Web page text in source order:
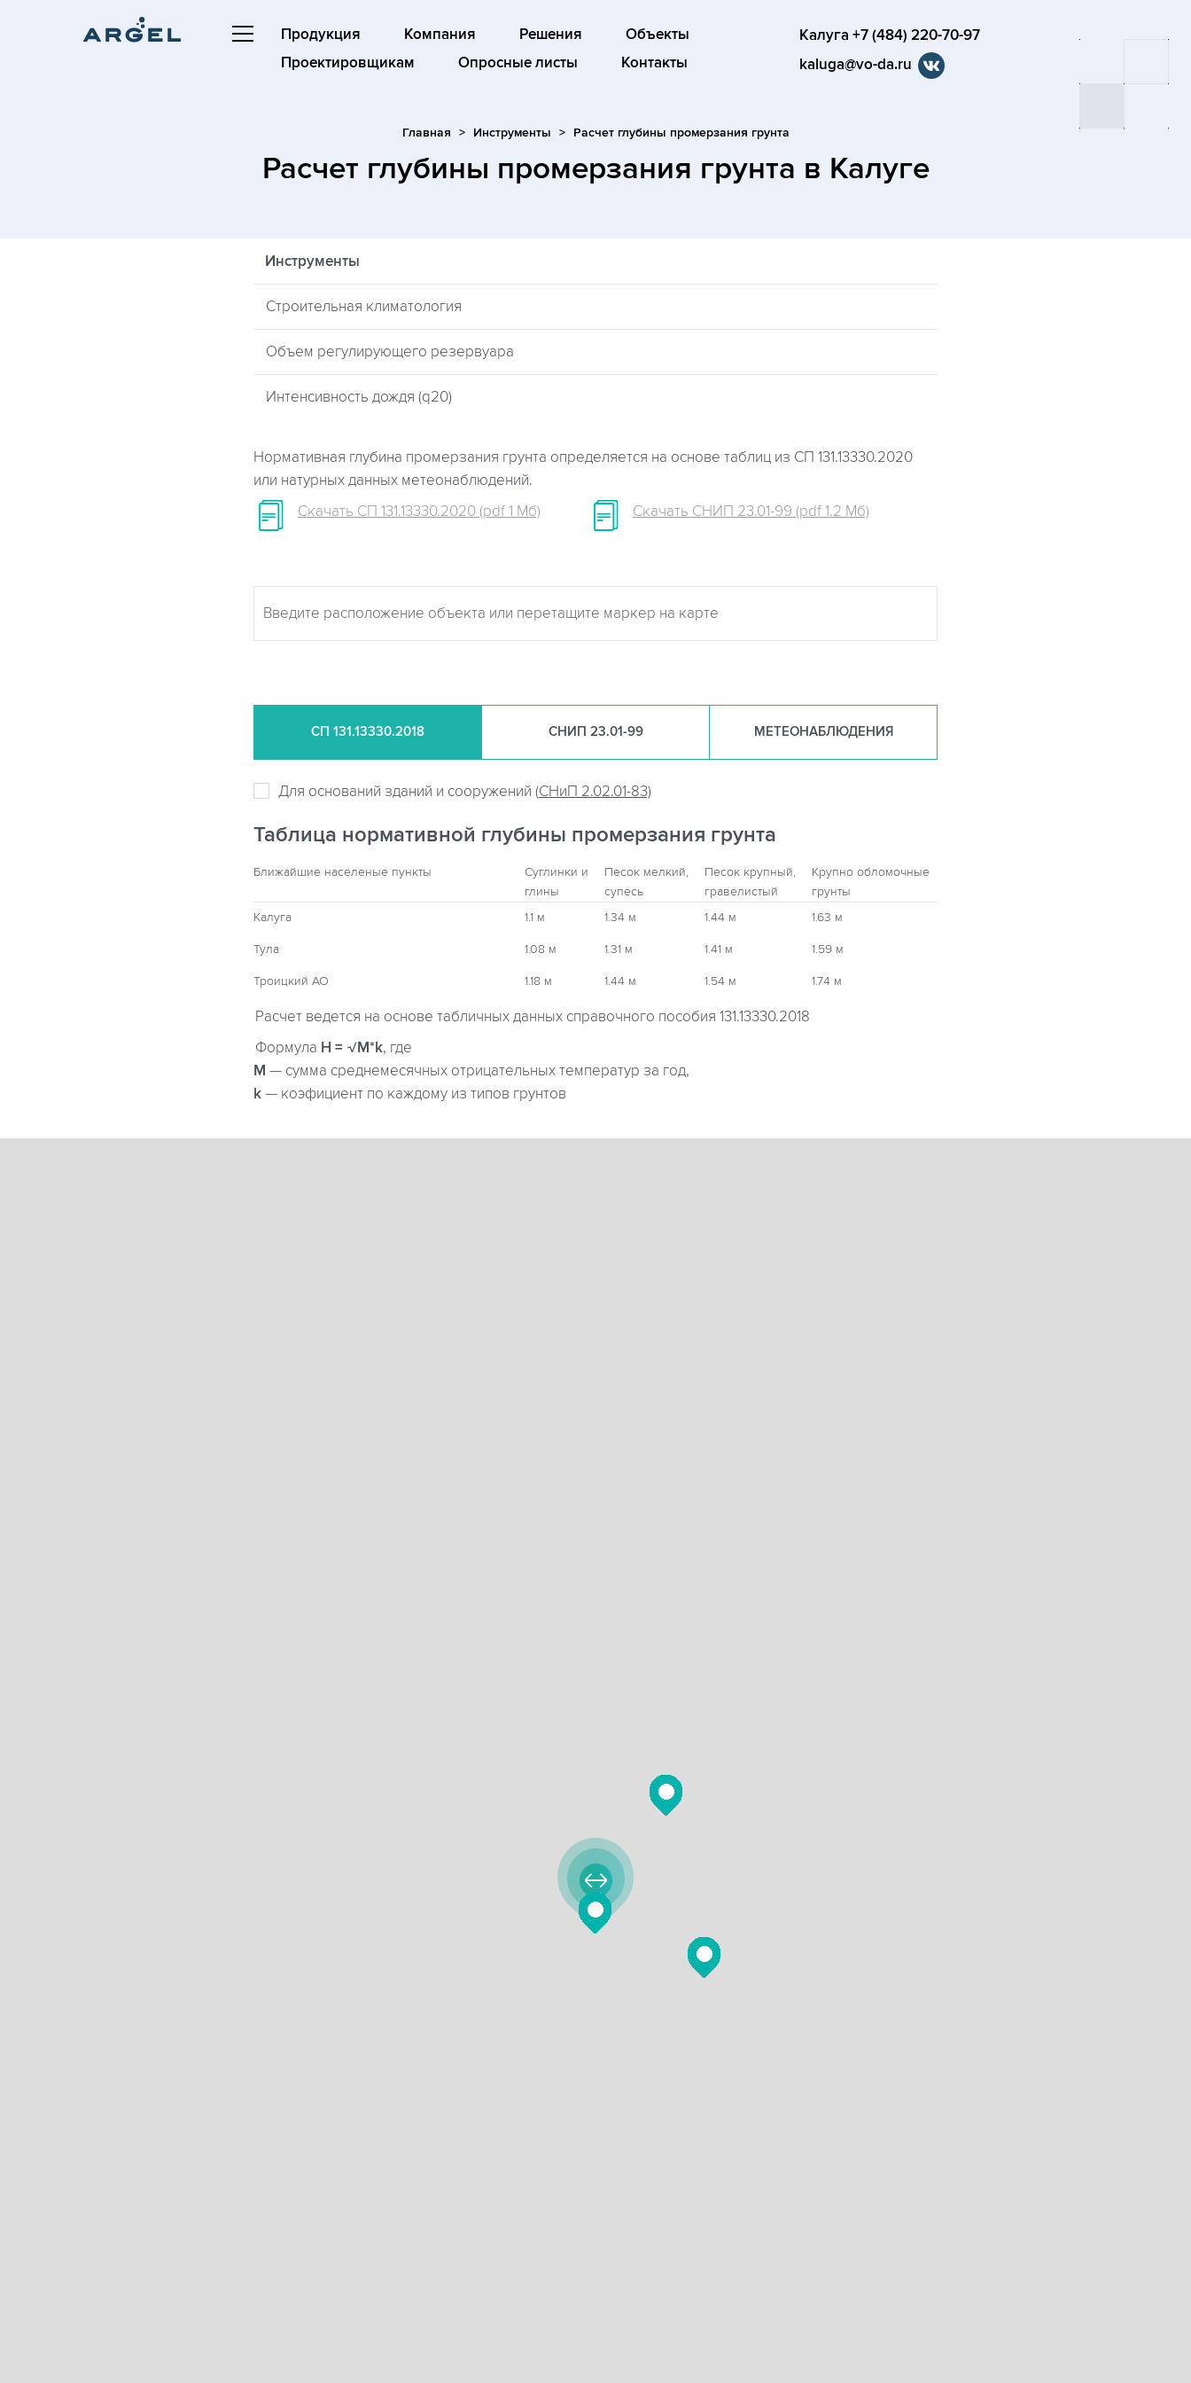
Продукция Компания Решения
Объекты
Проектировщикам
Опросные листы Контакты
Калуга +7 (484) 220-70-97
kaluga@vo-da.ru
Главная Инструменты Расчет глубины промерзания грунта
Расчет глубины промерзания грунта в Калуге
Инструменты
Строительная климатология
Объем регулирующего резервуара
Интенсивность дождя (q20)
Нормативная глубина промерзания грунта определяется на основе таблиц из СП 131.13330.2020
или натурных данных метеонаблюдений.
Скачать СП 131.13330.2020 (pdf 1 Мб)
Скачать СНИП 23.01-99 (pdf 1.2 Мб)
СП 131.13330.2018 СНИП 23.01-99 МЕТЕОНАБЛЮДЕНИЯ
Для оснований зданий и сооружений (СНиП 2.02.01-83)
Таблица нормативной глубины промерзания грунта
Ближайшие населеные пункты
Суглинки и
глины
Песок мелкий,
супесь
Песок крупный,
гравелистый
Крупно обломочные
грунты
Калуга
1.1 м 1.34 м 1.44 м 1.63 м
Тула 1.08 м 1.31 м 1.41 м 1.59 м
Троицкий АО 1.18 м 1.44 м 1.54 м 1.74 м
Расчет ведется на основе табличных данных справочного пособия 131.13330.2018
Формула H = √M*k, где
М — сумма среднемесячных отрицательных температур за год,
k — коэфициент по каждому из типов грунтов